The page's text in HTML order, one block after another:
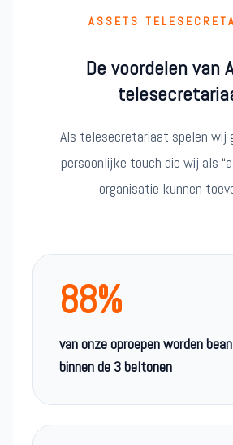
ASSETS
De voordelen van
Als telesecretariaat spelen wij
persoonlijke touch die wij als
organisatie kunnen
88%
van onze oproepen worden
binnen de 3 beltonen